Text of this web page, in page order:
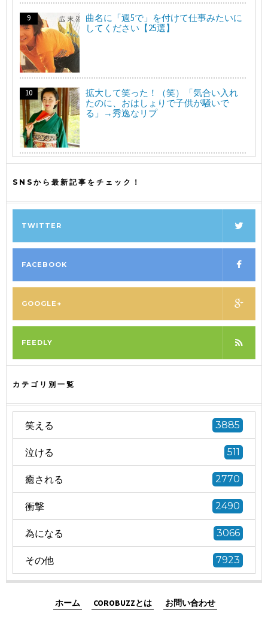
曲名に「週5で」を付けて仕事みたいに
してください【25選】
拡大して笑った！（笑）「気合い入れ
たのに、おはしょりで子供が騒いで
る」→秀逸なリプ
SNSから最新記事をチェック！
TWITTER
FACEBOOK
GOOGLE+
FEEDLY
カテゴリ別一覧
笑える 3885
泣ける 511
癒される 2770
衝撃 2490
為になる 3066
その他 7923
ホーム COROBUZZとは お問い合わせ